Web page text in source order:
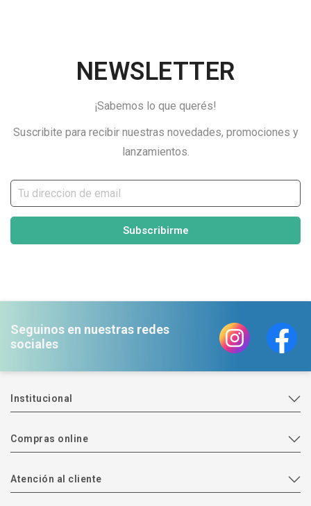
NEWSLETTER
¡Sabemos lo que querés!
Suscribite para recibir nuestras novedades, promociones y
lanzamientos.
Subscribirme
Seguinos en nuestras redes
sociales
Institucional
Compras online
Atención al cliente